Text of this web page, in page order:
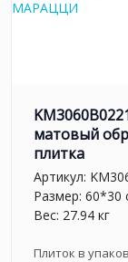
матовый
плитка
Артикул:
Размер: 60*30
Вес: 27.94 кг
Плиток в